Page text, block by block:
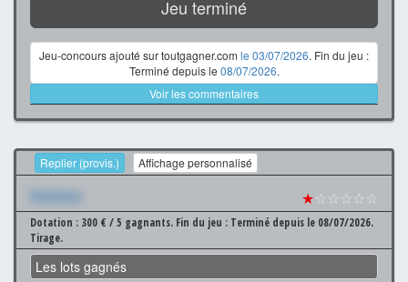
Jeu terminé
Jeu-concours ajouté sur toutgagner.com le 03/07/2026. Fin du jeu :
Terminé depuis le 08/07/2026.
Voir les commentaires
Replier (provis.) Affichage personnalisé
Xxxxxxx ★☆☆☆☆☆
Dotation : 300 € / 5 gagnants. Fin du jeu : Terminé depuis le 08/07/2026.
Tirage.
Les lots gagnés